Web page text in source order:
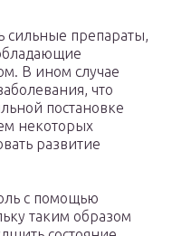
сильные препараты,
В ином случае
что
постановке
некоторых
развитие
с помощью
таким образом